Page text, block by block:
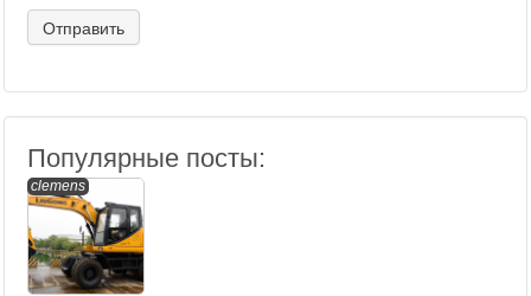
Популярные посты:
clemens